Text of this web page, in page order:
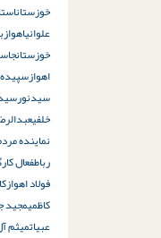
خوزستان
علوانیاهواز
خوزستان
اهوازسپیده
سیدنور
خلفی
نماینده
رباطفعال
فولاد اهواز
کاظمیمجید
عبیاتمیثم